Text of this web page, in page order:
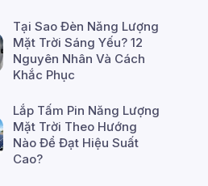
Tại Sao Đèn Năng Lượng
Mặt Trời Sáng Yếu? 12
Nguyên Nhân Và Cách
Khắc Phục
Lắp Tấm Pin Năng Lượng
Mặt Trời Theo Hướng
Nào Để Đạt Hiệu Suất
Cao?